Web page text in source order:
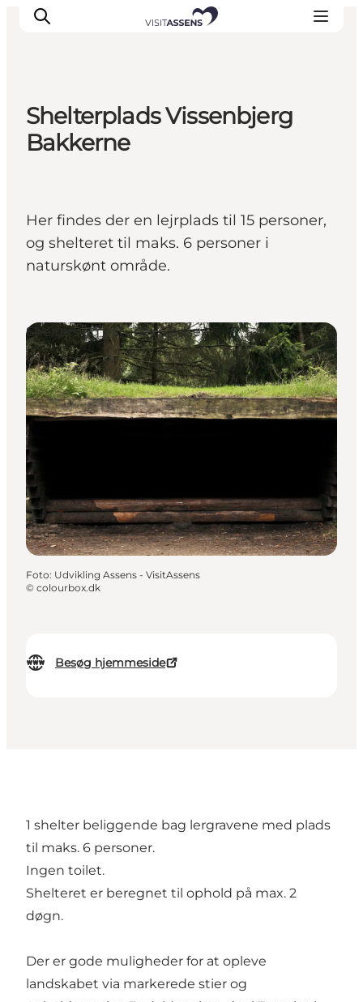
Overnatning
Åbningstider
Shelterplads Vissenbjerg
Bakkerne
Her findes der en lejrplads til 15 personer,
og shelteret til maks. 6 personer i
naturskønt område.
Besøg hjemmeside
Shelters og naturlejrpladser
Foto: Udvikling Assens - VisitAssens
© colourbox.dk
1 shelter beliggende bag lergravene med plads
til maks. 6 personer.
Ingen toilet.
Shelteret er beregnet til ophold på max. 2
døgn.
Der er gode muligheder for at opleve
landskabet via markerede stier og